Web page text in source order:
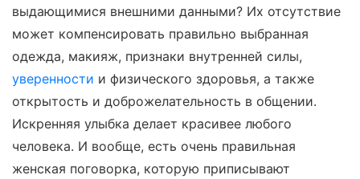
выдающимися внешними данными? Их отсутствие
может компенсировать правильно выбранная
одежда, макияж, признаки внутренней силы,
уверенности и физического здоровья, а также
открытость и доброжелательность в общении.
Искренняя улыбка делает красивее любого
человека. И вообще, есть очень правильная
женская поговорка, которую приписывают